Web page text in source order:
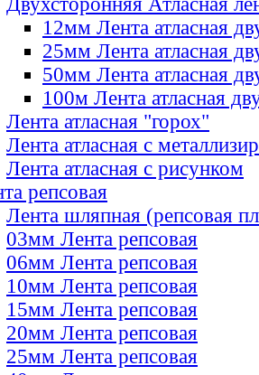
12мм Лента атласная
25мм Лента атласная
50мм Лента атласная
100м Лента атласная
Лента атласная "горох"
Лента атласная с
Лента атласная с рисунком
репсовая
Лента шляпная (репсовая
03мм Лента репсовая
06мм Лента репсовая
10мм Лента репсовая
15мм Лента репсовая
20мм Лента репсовая
25мм Лента репсовая